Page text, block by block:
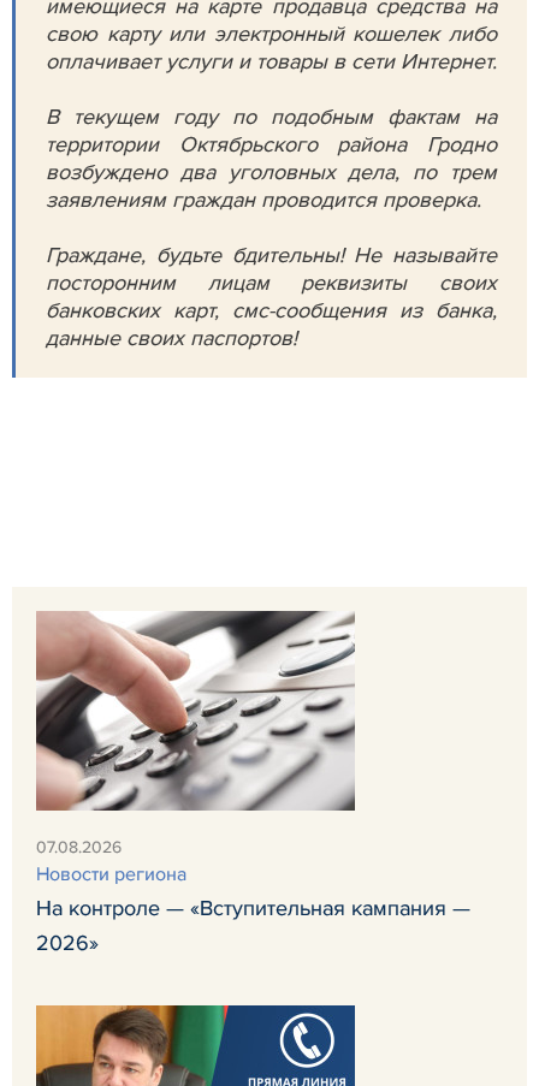
имеющиеся на карте продавца средства на
свою карту или электронный кошелек либо
оплачивает услуги и товары в сети Интернет.
В текущем году по подобным фактам на
территории Октябрьского района Гродно
возбуждено два уголовных дела, по трем
заявлениям граждан проводится проверка.
Граждане, будьте бдительны! Не называйте
посторонним лицам реквизиты своих
банковских карт, смс-сообщения из банка,
данные своих паспортов!
07.08.2026
Новости региона
На контроле — «Вступительная кампания —
2026»